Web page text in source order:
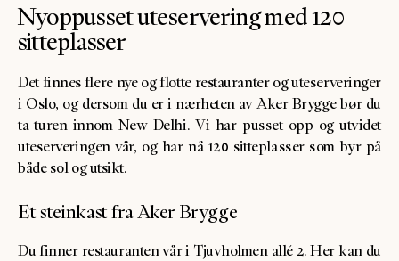
Nyoppusset uteservering med 120
sitteplasser
Det finnes flere nye og flotte restauranter og uteserveringer
i Oslo, og dersom du er i nærheten av Aker Brygge bør du
ta turen innom New Delhi. Vi har pusset opp og utvidet
uteserveringen vår, og har nå 120 sitteplasser som byr på
både sol og utsikt.
Et steinkast fra Aker Brygge
Du finner restauranten vår i Tjuvholmen allé 2. Her kan du